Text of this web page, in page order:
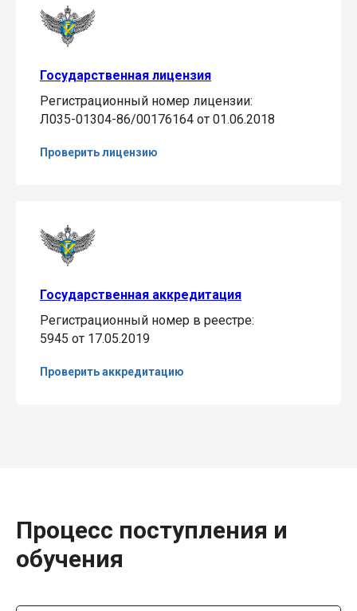
Государственная лицензия
Регистрационный номер лицензии:
Л035-01304-86/00176164 от 01.06.2018
Проверить лицензию
Государственная аккредитация
Регистрационный номер в реестре:
5945 от 17.05.2019
Проверить аккредитацию
Процесс поступления и
обучения